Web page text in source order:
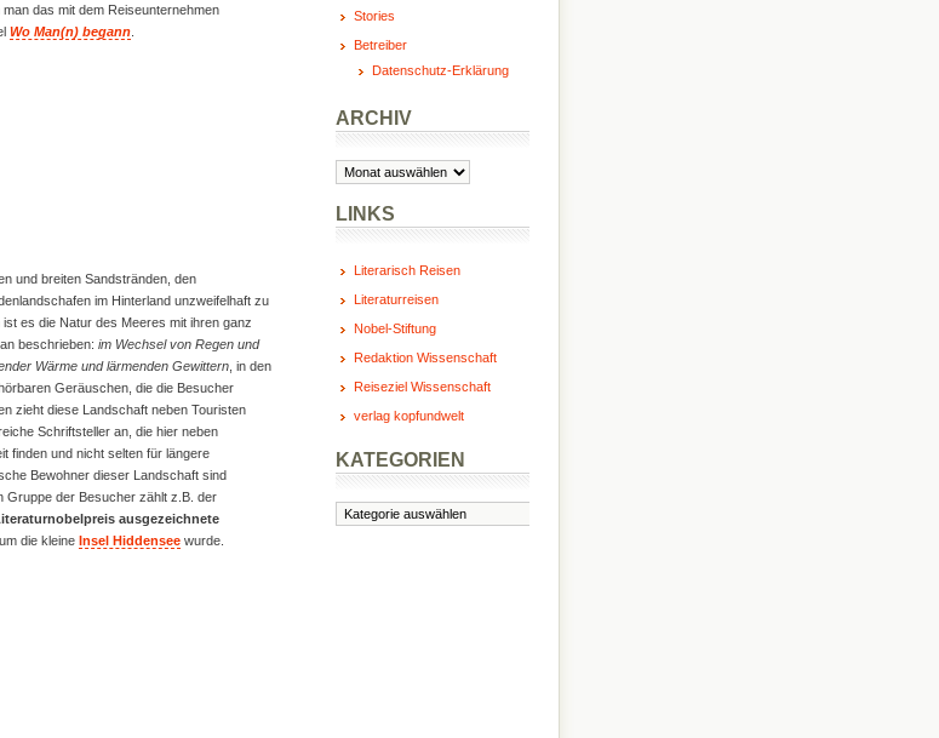
das mit dem Reiseunternehmen
Wo Man(n) begann.
und breiten Sandstränden, den
im Hinterland unzweifelhaft zu
es die Natur des Meeres mit ihren ganz
beschrieben: im Wechsel von Regen und
Wärme und lärmenden Gewittern, in den
Geräuschen, die die Besucher
zieht diese Landschaft neben Touristen
Schriftsteller an, die hier neben
finden und nicht selten für längere
Bewohner dieser Landschaft sind
Gruppe der Besucher zählt z.B. der
ausgezeichnete
die kleine Insel Hiddenseewurde.
Stories
Betreiber
Datenschutz-Erklärung
ARCHIV
Archiv
LINKS
Literarisch Reisen
Literaturreisen
Nobel-Stiftung
Redaktion Wissenschaft
Reiseziel Wissenschaft
verlag kopfundwelt
KATEGORIEN
Kategorien